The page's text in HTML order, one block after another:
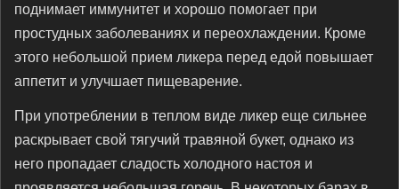
поднимает иммунитет и хорошо помогает при
простудных заболеваниях и переохлаждении. Кроме
этого небольшой прием ликера перед едой повышает
аппетит и улучшает пищеварение.
При употреблении в теплом виде ликер еще сильнее
раскрывает свой тягучий травяной букет, однако из
него пропадает сладость холодного настоя и